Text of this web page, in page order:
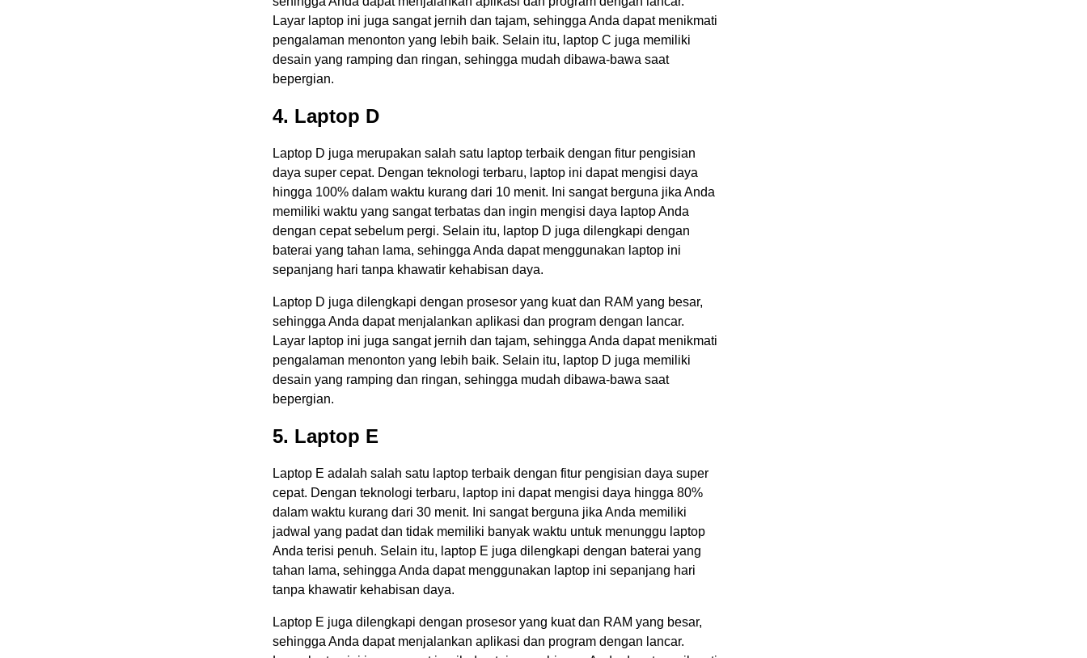
Layar laptop ini juga sangat jernih dan tajam, sehingga Anda dapat menikmati
pengalaman menonton yang lebih baik. Selain itu, laptop C juga memiliki
desain yang ramping dan ringan, sehingga mudah dibawa-bawa saat
bepergian.
4. Laptop D
Laptop D juga merupakan salah satu laptop terbaik dengan fitur pengisian
daya super cepat. Dengan teknologi terbaru, laptop ini dapat mengisi daya
hingga 100% dalam waktu kurang dari 10 menit. Ini sangat berguna jika Anda
memiliki waktu yang sangat terbatas dan ingin mengisi daya laptop Anda
dengan cepat sebelum pergi. Selain itu, laptop D juga dilengkapi dengan
baterai yang tahan lama, sehingga Anda dapat menggunakan laptop ini
sepanjang hari tanpa khawatir kehabisan daya.
Laptop D juga dilengkapi dengan prosesor yang kuat dan RAM yang besar,
sehingga Anda dapat menjalankan aplikasi dan program dengan lancar.
Layar laptop ini juga sangat jernih dan tajam, sehingga Anda dapat menikmati
pengalaman menonton yang lebih baik. Selain itu, laptop D juga memiliki
desain yang ramping dan ringan, sehingga mudah dibawa-bawa saat
bepergian.
5. Laptop E
Laptop E adalah salah satu laptop terbaik dengan fitur pengisian daya super
cepat. Dengan teknologi terbaru, laptop ini dapat mengisi daya hingga 80%
dalam waktu kurang dari 30 menit. Ini sangat berguna jika Anda memiliki
jadwal yang padat dan tidak memiliki banyak waktu untuk menunggu laptop
Anda terisi penuh. Selain itu, laptop E juga dilengkapi dengan baterai yang
tahan lama, sehingga Anda dapat menggunakan laptop ini sepanjang hari
tanpa khawatir kehabisan daya.
Laptop E juga dilengkapi dengan prosesor yang kuat dan RAM yang besar,
sehingga Anda dapat menjalankan aplikasi dan program dengan lancar.